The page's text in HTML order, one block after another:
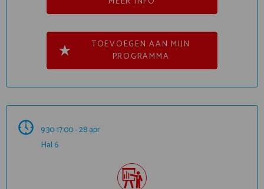
TOEVOEGEN AAN MIJN
PROGRAMMA
9:30-17:00 - 28 apr
Hal 6